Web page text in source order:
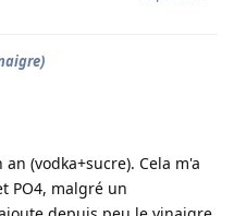
(vodka+sucre). Cela m'a
PO4, malgré un